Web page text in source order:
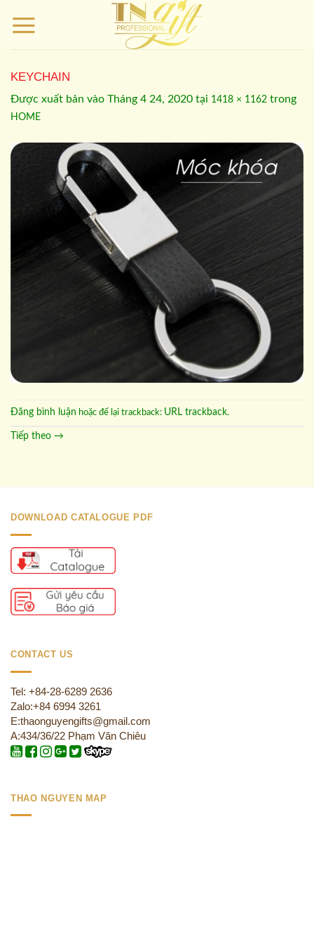
qua
KEYCHAIN
Được xuất bản vào Tháng 4 24, 2020 tại 1418 × 1162 trong
HOME
Đăng bình luận hoặc để lại trackback: URL trackback.
Tiếp theo →
DOWNLOAD CATALOGUE PDF
CONTACT US
Tel: +84-28-6289 2636
Zalo:+84 6994 3261
E:thaonguyengifts@gmail.com
A:434/36/22 Phạm Văn Chiêu
THAO NGUYEN MAP